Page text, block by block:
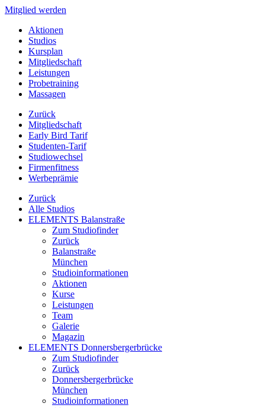
Mitglied werden
Aktionen
Studios
Kursplan
Mitgliedschaft
Leistungen
Probetraining
Massagen
Zurück
Mitgliedschaft
Early Bird Tarif
Studenten-Tarif
Studiowechsel
Firmenfitness
Werbeprämie
Zurück
Alle Studios
ELEMENTS Balanstraße
Zum Studiofinder
Zurück
Balan­straße
München
Studioinformationen
Aktionen
Kurse
Leistungen
Team
Galerie
Magazin
ELEMENTS Donnersbergerbrücke
Zum Studiofinder
Zurück
Donners­berger­brücke
München
Studioinformationen